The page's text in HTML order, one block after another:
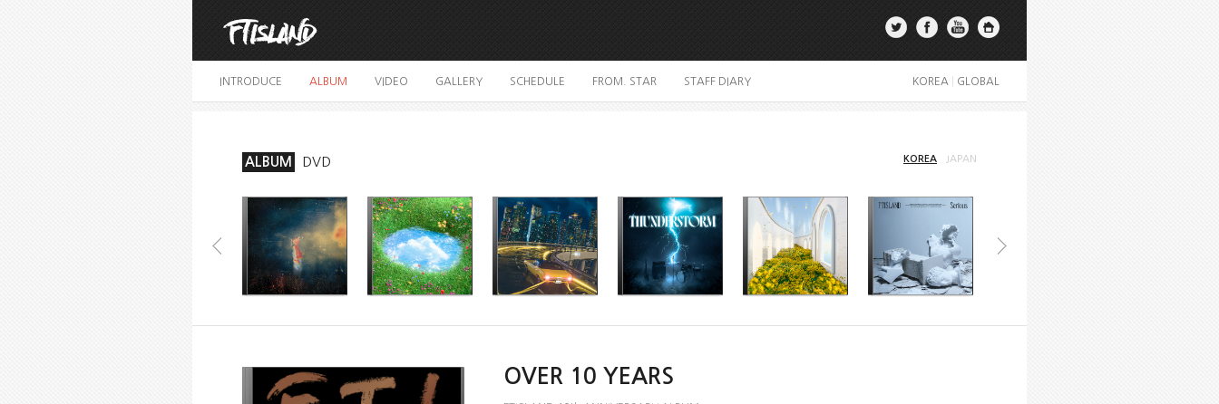
INTRODUCE ALBUM VIDEO GALLERY SCHEDULE FROM. STAR STAFF DIARY KOREA GLOBAL
ALBUM DVD KOREA JAPAN
OVER 10 YEARS